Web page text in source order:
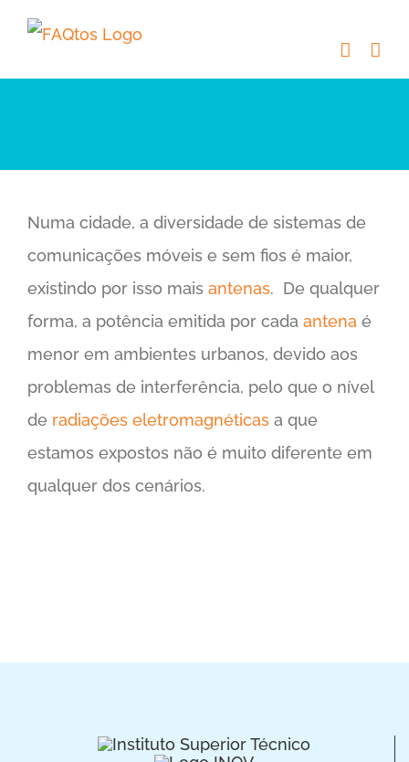
Skip
content
Numa cidade, a diversidade de sistemas de
comunicações móveis e sem fios é maior,
existindo por isso mais antenas. De qualquer
forma, a potência emitida por cada antena é
menor em ambientes urbanos, devido aos
problemas de interferência, pelo que o nível
de radiações eletromagnéticas a que
estamos expostos não é muito diferente em
qualquer dos cenários.